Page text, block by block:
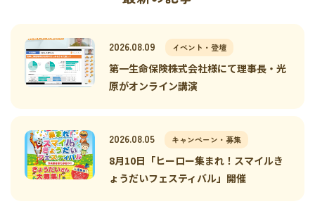
2026.08.09 イベント・登壇
第一生命保険株式会社様にて理事長・光
原がオンライン講演
2026.08.05 キャンペーン・募集
8月10日「ヒーロー集まれ！スマイルき
ょうだいフェスティバル」開催